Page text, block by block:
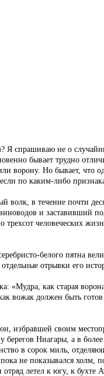
Я спрашиваю не о
бывает трудно
ворону. Но бывает,
по каким-либо
в течение почти
и
трехсот человеческих
белого пятна
отрывки его
«Мудра, как старая
вожак должен быть
избравшей своим
у берегов Ниагары, а в
в сорок миль,
не показывался
летел к югу, к